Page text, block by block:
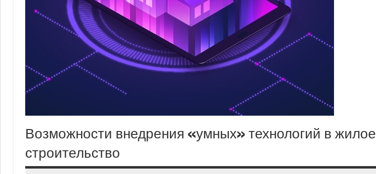
Возможности внедрения «умных» технологий в жилое
строительство